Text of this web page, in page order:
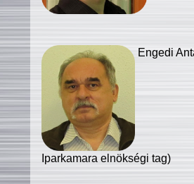
Engedi
Iparkamara elnökségi tag)